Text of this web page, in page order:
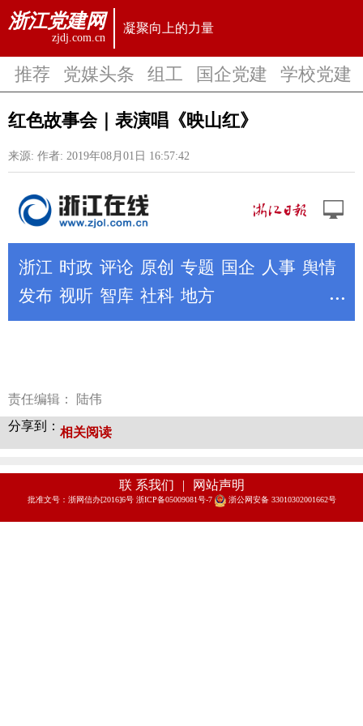
浙江党建网
zjdj.com.cn
凝聚向上的力量
推荐 党媒头条 组工 国企党建 学校党建
红色故事会｜表演唱《映山红》
来源: 作者: 2019年08月01日 16:57:42
责任编辑： 陆伟
分享到： 相关阅读
联 系我们 | 网站声明
批准文号：浙网信办[2016]6号 浙ICP备05009081号-7 浙公网安备 33010302001662号